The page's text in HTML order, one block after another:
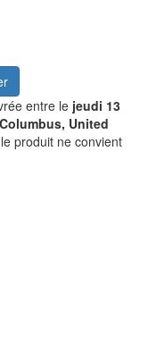
entre le jeudi 13
Columbus, United
produit ne convient